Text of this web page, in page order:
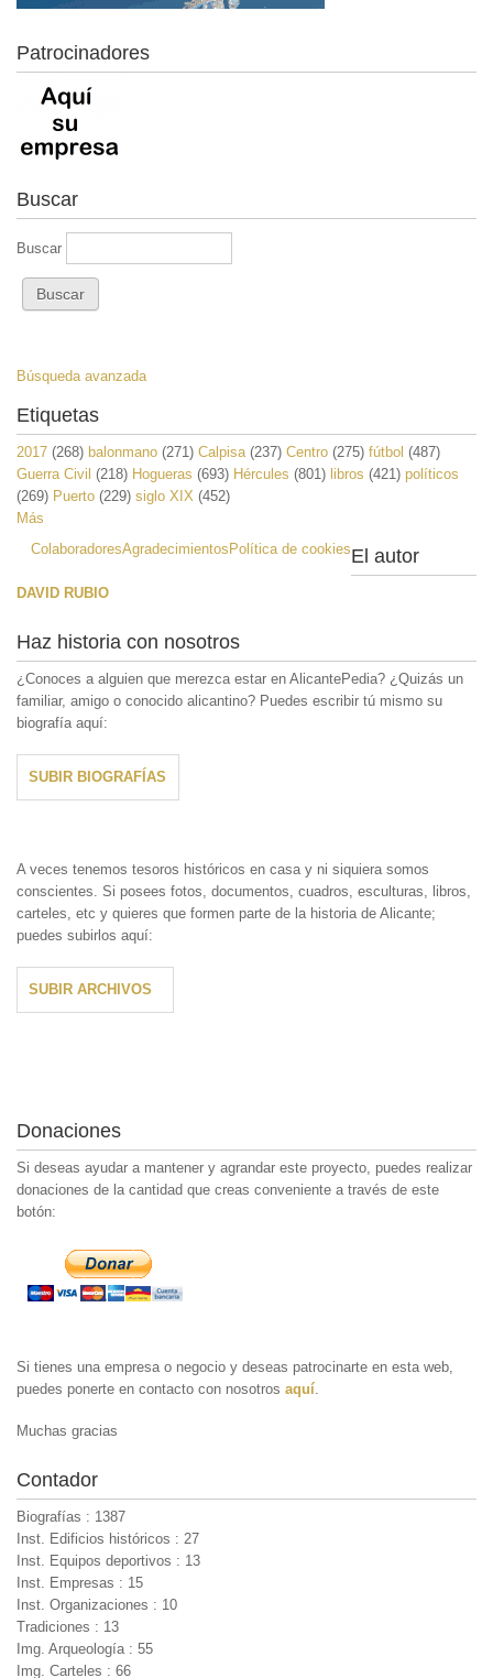
Patrocinadores
Buscar
Buscar
Búsqueda avanzada
Etiquetas
2017 (268) balonmano (271) Calpisa (237) Centro (275) fútbol (487)
Guerra Civil (218) Hogueras (693) Hércules (801) libros (421) políticos
(269) Puerto (229) siglo XIX (452)
Más
ColaboradoresAgradecimientos Política de cookiesEl autor
DAVID RUBIO
Haz historia con nosotros
¿Conoces a alguien que merezca estar en AlicantePedia? ¿Quizás un
familiar, amigo o conocido alicantino? Puedes escribir tú mismo su
biografía aquí:
SUBIR BIOGRAFÍAS
A veces tenemos tesoros históricos en casa y ni siquiera somos
conscientes. Si posees fotos, documentos, cuadros, esculturas, libros,
carteles, etc y quieres que formen parte de la historia de Alicante;
puedes subirlos aquí:
SUBIR ARCHIVOS
Donaciones
Si deseas ayudar a mantener y agrandar este proyecto, puedes realizar
donaciones de la cantidad que creas conveniente a través de este
botón:
Si tienes una empresa o negocio y deseas patrocinarte en esta web,
puedes ponerte en contacto con nosotros aquí
Muchas gracias
Contador
Biografías : 1387
Inst. Edificios históricos : 27
Inst. Equipos deportivos : 13
Inst. Empresas : 15
Inst. Organizaciones : 10
Tradiciones : 13
Img. Arqueología : 55
Img. Carteles : 66